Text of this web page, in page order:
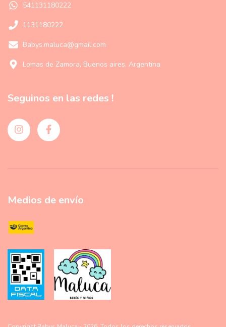
541131180222
1131180222
Babys.maluca@gmail.com
Lomas de Zamora, Buenos aires, Argentina
Seguinos en las redes !
Medios de envío